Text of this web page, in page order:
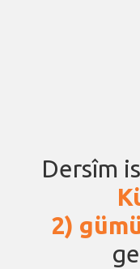
Dersîm
2)